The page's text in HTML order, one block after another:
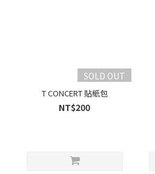
SOLD OUT
T CONCERT 貼紙包
NT$200